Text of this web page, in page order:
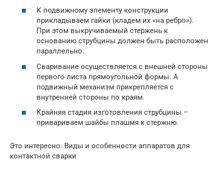
К подвижному элементу конструкции
прикладываем гайки (кладем их «на ребро»).
При этом выкручиваемый стержень к
основанию струбцины должен быть расположен
параллельно.
Сваривание осуществляется с внешней стороны
первого листа прямоугольной формы. А
подвижный механизм прикрепляется с
внутренней стороны по краям.
Крайняя стадия изготовления струбцины –
привариваем шайбы плашмя к стержню.
Это интересно: Виды и особенности аппаратов для
контактной сварки